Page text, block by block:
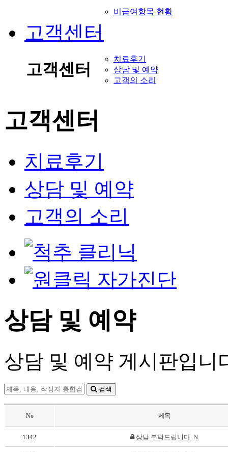
비급여항목 현황
고객센터
고객센터
치료후기
상담 및 예약
고객의 소리
고객센터
치료후기
상담 및 예약
고객의 소리
상담 및 예약
상담 및 예약 게시판입니
검색
No 제목
1342 상담 부탁드립니다. N